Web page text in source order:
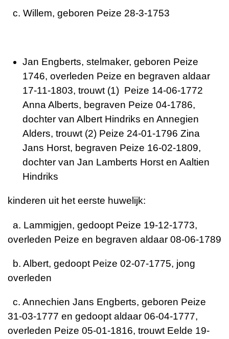
c. Willem, geboren Peize 28-3-1753
Jan Engberts, stelmaker, geboren Peize
1746, overleden Peize en begraven aldaar
17-11-1803, trouwt (1) Peize 14-06-1772
Anna Alberts, begraven Peize 04-1786,
dochter van Albert Hindriks en Annegien
Alders, trouwt (2) Peize 24-01-1796 Zina
Jans Horst, begraven Peize 16-02-1809,
dochter van Jan Lamberts Horst en Aaltien
Hindriks
kinderen uit het eerste huwelijk:
a. Lammigjen, gedoopt Peize 19-12-1773,
overleden Peize en begraven aldaar 08-06-1789
b. Albert, gedoopt Peize 02-07-1775, jong
overleden
c. Annechien Jans Engberts, geboren Peize
31-03-1777 en gedoopt aldaar 06-04-1777,
overleden Peize 05-01-1816, trouwt Eelde 19-